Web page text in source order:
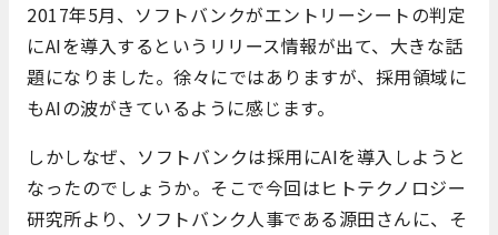
2017年5月、ソフトバンクがエントリーシートの判定
にAIを導入するというリリース情報が出て、大きな話
題になりました。徐々にではありますが、採用領域に
もAIの波がきているように感じます。
しかしなぜ、ソフトバンクは採用にAIを導入しようと
なったのでしょうか。そこで今回はヒトテクノロジー
研究所より、ソフトバンク人事である源田さんに、そ